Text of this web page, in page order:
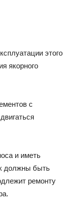
этого
якорного
с
и иметь
должны быть
ремонту